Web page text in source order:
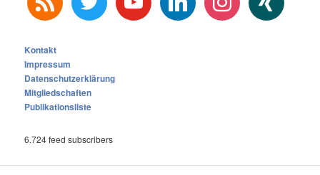
Kontakt
Impressum
Datenschutzerklärung
Mitgliedschaften
Publikationsliste
6.724 feed subscribers